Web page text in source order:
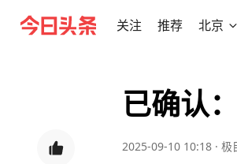
关注 推荐 北京
已确认
2025-09-10 10:18 · 极